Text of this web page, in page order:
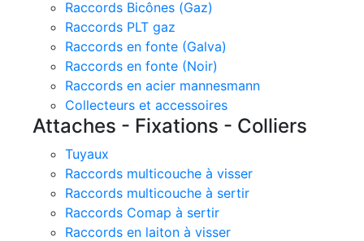
Raccords Bicônes (Gaz)
Raccords PLT gaz
Raccords en fonte (Galva)
Raccords en fonte (Noir)
Raccords en acier mannesmann
Collecteurs et accessoires
Attaches - Fixations - Colliers
Tuyaux
Raccords multicouche à visser
Raccords multicouche à sertir
Raccords Comap à sertir
Raccords en laiton à visser